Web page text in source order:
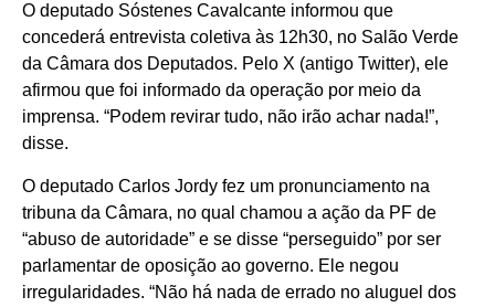
O deputado Sóstenes Cavalcante informou que
concederá entrevista coletiva às 12h30, no Salão Verde
da Câmara dos Deputados. Pelo X (antigo Twitter), ele
afirmou que foi informado da operação por meio da
imprensa. “Podem revirar tudo, não irão achar nada!”,
disse.
O deputado Carlos Jordy fez um pronunciamento na
tribuna da Câmara, no qual chamou a ação da PF de
“abuso de autoridade” e se disse “perseguido” por ser
parlamentar de oposição ao governo. Ele negou
irregularidades. “Não há nada de errado no aluguel dos